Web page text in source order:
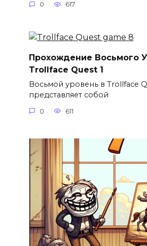
0 617
Прохождение Восьмого
Trollface Quest 1
Восьмой уровень в Trollface
представляет собой
0 611